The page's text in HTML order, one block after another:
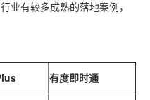
业有较多成熟的落地案例，
有度即时通